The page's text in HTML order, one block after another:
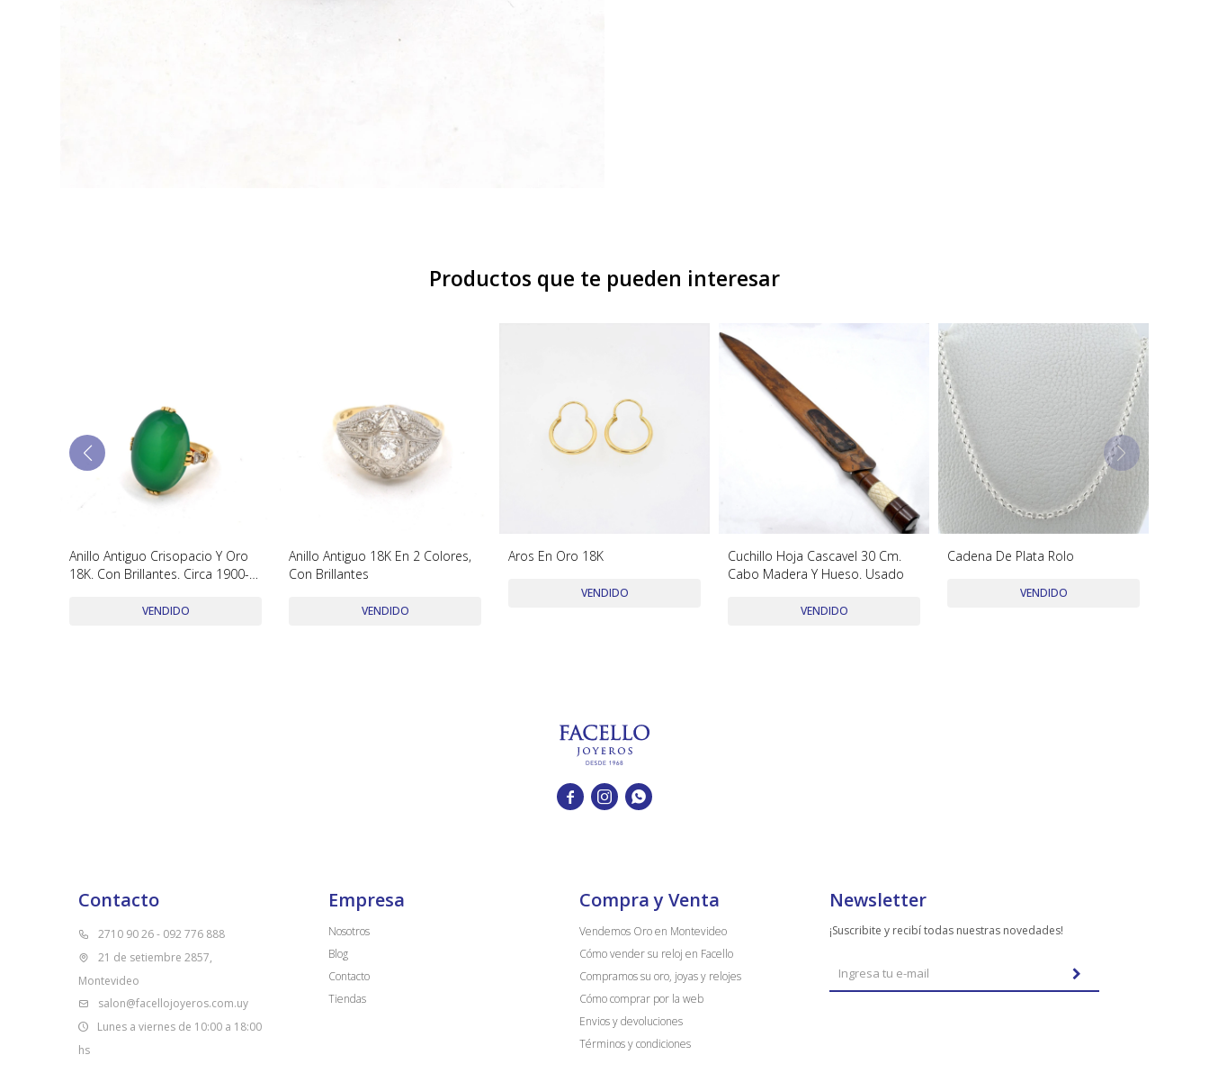
Productos que te pueden interesar
Anillo Antiguo Crisopacio Y Oro
18K. Con Brillantes. Circa 1900-
VENDIDO
Anillo Antiguo 18K En 2 Colores,
Con Brillantes
VENDIDO
Aros En Oro 18K
VENDIDO
Cuchillo Hoja Cascavel 30 Cm.
Cabo Madera Y Hueso. Usado
VENDIDO
Cadena De Plata Rolo
VENDIDO
  
Contacto
2710 90 26 - 092 776 888
21 de setiembre 2857,
Montevideo
salon@facellojoyeros.com.uy
Lunes a viernes de 10:00 a 18:00
hs
Empresa
Nosotros
Blog
Contacto
Tiendas
Compra y Venta
Vendemos Oro en Montevideo
Cómo vender su reloj en Facello
Compramos su oro, joyas y relojes
Cómo comprar por la web
Envios y devoluciones
Términos y condiciones
Newsletter
¡Suscribite y recibí todas nuestras novedades!